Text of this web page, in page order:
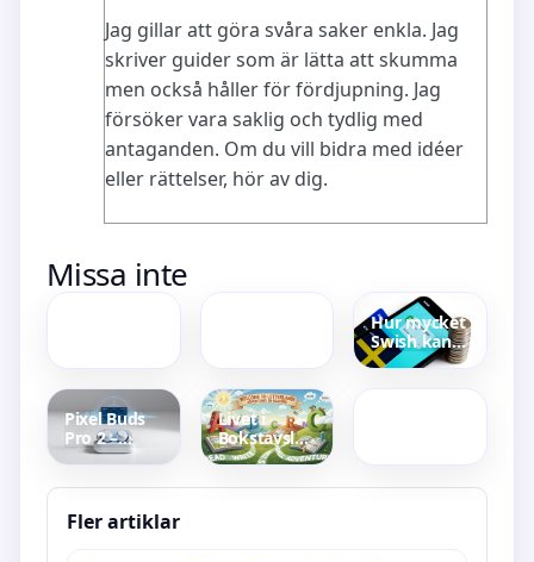
Jag gillar att göra svåra saker enkla. Jag
skriver guider som är lätta att skumma
men också håller för fördjupning. Jag
försöker vara saklig och tydlig med
antaganden. Om du vill bidra med idéer
eller rättelser, hör av dig.
Missa inte
ytliga
blodkärl i
Hur mycket
Swish kan
man ta
Pixel Buds
Pro 2 –
recension,
och pris
2025
Livet i
Bokstavslandet
Säsong 2 –
material
Guest List
Template –
Fler artiklar